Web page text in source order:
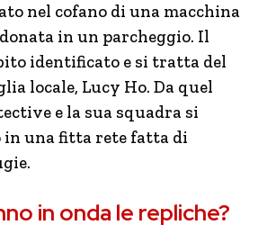
nel cofano di una macchina
in un parcheggio. Il
identificato e si tratta del
locale, Lucy Ho. Da quel
e la sua squadra si
in una fitta rete fatta di
in onda le repliche?